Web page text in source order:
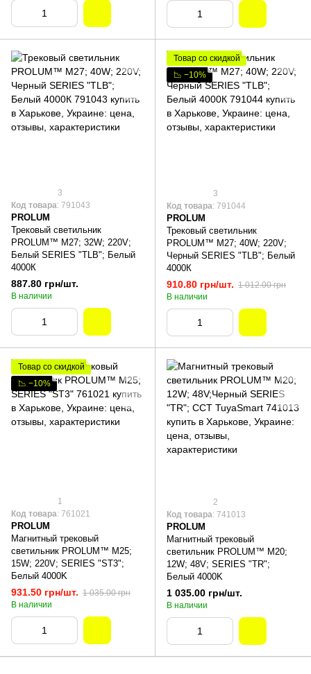
3
Код товара: 791043
PROLUM
Трековый светильник
PROLUM™ M27; 32W; 220V;
Белый SERIES "TLB"; Белый
4000К
887.80 грн/шт.
В наличии
Товар со скидкой
📉 −10%
3
Код товара: 791044
PROLUM
Трековый светильник
PROLUM™ M27; 40W; 220V;
Черный SERIES "TLB"; Белый
4000К
910.80 грн/шт. 1 012.00 грн
В наличии
Товар со скидкой
📉 −10%
1
Код товара: 761021
PROLUM
Магнитный трековый
светильник PROLUM™ M25;
15W; 220V; SERIES "ST3";
Белый 4000K
931.50 грн/шт. 1 035.00 грн
В наличии
2
Код товара: 741013
PROLUM
Магнитный трековый
светильник PROLUM™ M20;
12W; 48V; SERIES "TR";
Белый 4000K
1 035.00 грн/шт.
В наличии